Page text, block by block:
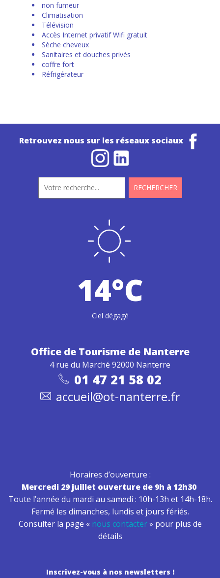
non fumeur
Climatisation
Télévision
Accès Internet privatif Wifi gratuit
Sèche cheveux
Sanitaires et douches privés
coffre fort
Réfrigérateur
Retrouvez nous sur les réseaux sociaux
14°C
Ciel dégagé
Office de Tourisme de Nanterre
4 rue du Marché 92000 Nanterre
01 47 21 58 02
accueil@ot-nanterre.fr
Horaires d’ouverture :
Mercredi 29 juillet ouverture de 9h à 12h30
Toute l’année du mardi au samedi : 10h-13h et 14h-18h.
Fermé les dimanches, lundis et jours fériés.
Consulter la page « nous contacter» pour plus de
détails
Inscrivez-vous à nos newsletters !